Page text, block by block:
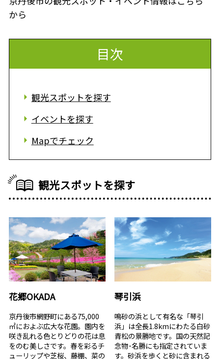
から
目次
観光スポットを探す
イベントを探す
Mapでチェック
観光スポットを探す
花郷OKADA
京丹後市網野町にある75,000
㎡におよぶ広大な花園。園内を
咲き乱れる色とりどりの花は息
をのむ美しさです。春を彩るチ
ューリップや芝桜、藤棚、菜の
琴引浜
鳴砂の浜として有名な「琴引
浜」は全長1.8kmにわたる白砂
青松の景勝地です。国の天然記
念物･名勝にも指定されていま
す。砂浜を歩くと砂に含まれる